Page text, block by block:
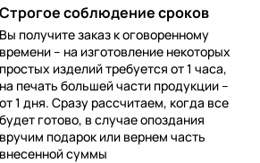
Строгое соблюдение сроков
Вы получите заказ к оговоренному
времени – на изготовление некоторых
простых изделий требуется от 1 часа,
на печать большей части продукции –
от 1 дня. Сразу рассчитаем, когда все
будет готово, в случае опоздания
вручим подарок или вернем часть
внесенной суммы